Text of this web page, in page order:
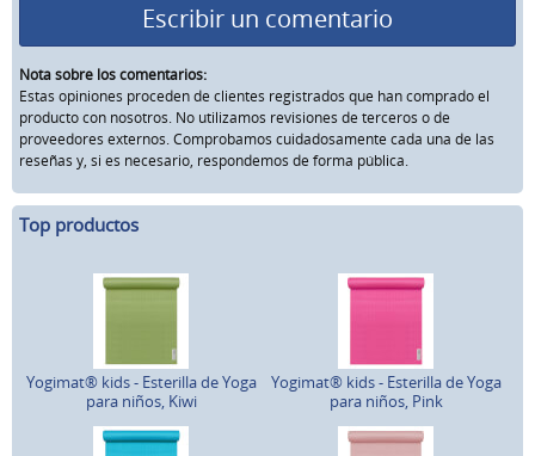
Escribir un comentario
Nota sobre los comentarios:
Estas opiniones proceden de clientes registrados que han comprado el
producto con nosotros. No utilizamos revisiones de terceros o de
proveedores externos. Comprobamos cuidadosamente cada una de las
reseñas y, si es necesario, respondemos de forma pública.
Top productos
Yogimat® kids - Esterilla de Yoga
para niños, Kiwi
Yogimat® kids - Esterilla de Yoga
para niños, Pink